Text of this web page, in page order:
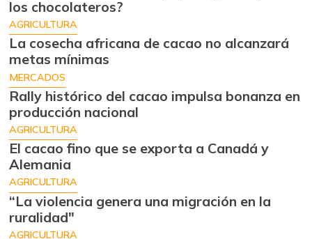
los chocolateros?
AGRICULTURA
La cosecha africana de cacao no alcanzará
metas mínimas
MERCADOS
Rally histórico del cacao impulsa bonanza en
producción nacional
AGRICULTURA
El cacao fino que se exporta a Canadá y
Alemania
AGRICULTURA
“La violencia genera una migración en la
ruralidad"
AGRICULTURA